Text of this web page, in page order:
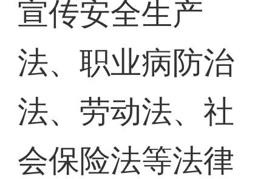
宣传安全生产
法、职业病防治
法、劳动法、社
会保险法等法律